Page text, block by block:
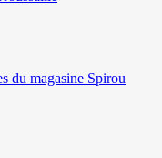
du magasine Spirou